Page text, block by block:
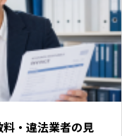
・違法業者の見